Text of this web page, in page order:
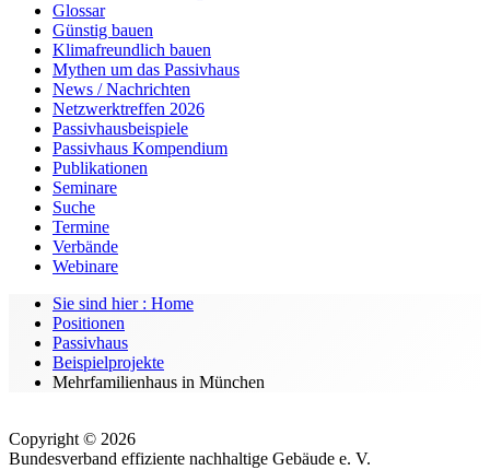
Glossar
Günstig bauen
Klimafreundlich bauen
Mythen um das Passivhaus
News / Nachrichten
Netzwerktreffen 2026
Passivhausbeispiele
Passivhaus Kompendium
Publikationen
Seminare
Suche
Termine
Verbände
Webinare
Sie sind hier : Home
Positionen
Passivhaus
Beispielprojekte
Mehrfamilienhaus in München
Copyright © 2026
Bundesverband effiziente nachhaltige Gebäude e. V.